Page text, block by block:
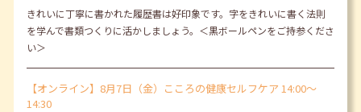
きれいに丁寧に書かれた履歴書は好印象です。字をきれいに書く法則
を学んで書類つくりに活かしましょう。＜黒ボールペンをご持参くださ
い＞
【オンライン】8月7日（金）こころの健康セルフケア 14:00～
14:30